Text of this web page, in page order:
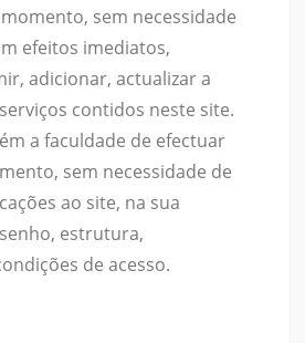
sem necessidade
efeitos imediatos,
adicionar, actualizar a
contidos neste site.
a faculdade de efectuar
sem necessidade de
ao site, na sua
estrutura,
de acesso.